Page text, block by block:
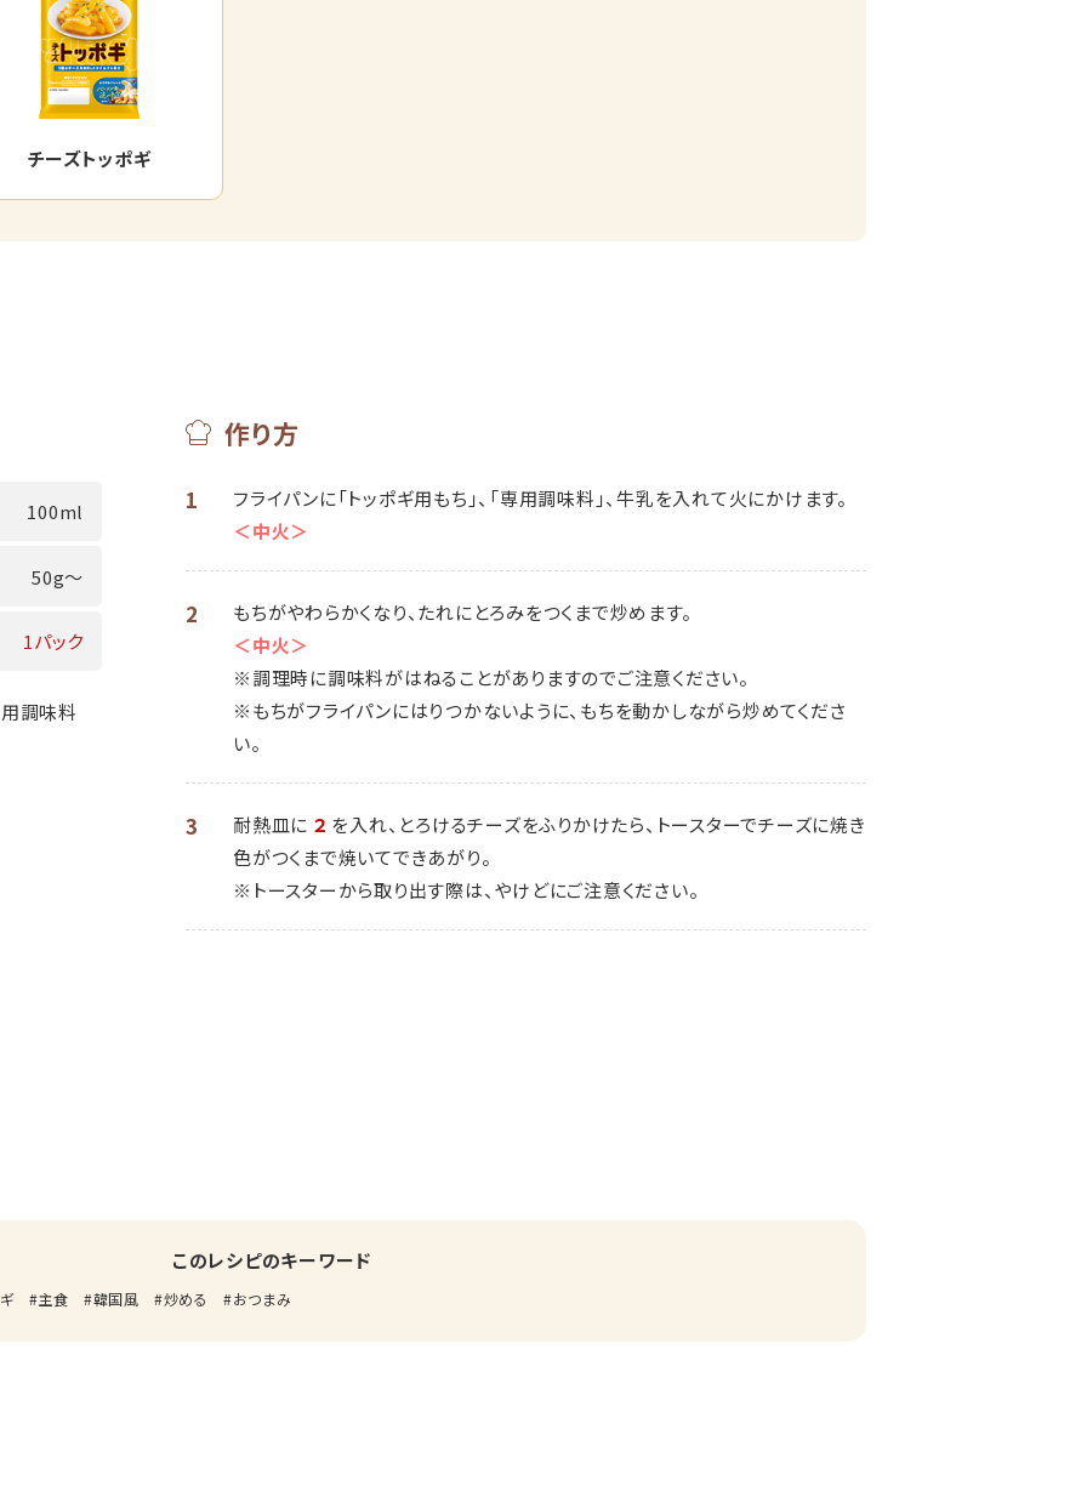
チーズトッポギ
100ml
50g～
1パック
用調味料
作り方
1
フライパンに「トッポギ用もち」、「専用調味料」、牛乳を入れて火にかけます。
＜中火＞
2
もちがやわらかくなり、たれにとろみをつくまで炒めます。
＜中火＞
※調理時に調味料がはねることがありますのでご注意ください。
※もちがフライパンにはりつかないように、もちを動かしながら炒めてくださ
い。
3 耐熱皿に ２ を入れ、とろけるチーズをふりかけたら、トースターでチーズに焼き
色がつくまで焼いてできあがり。
※トースターから取り出す際は、やけどにご注意ください。
このレシピのキーワード
主食 韓国風 炒める おつまみ